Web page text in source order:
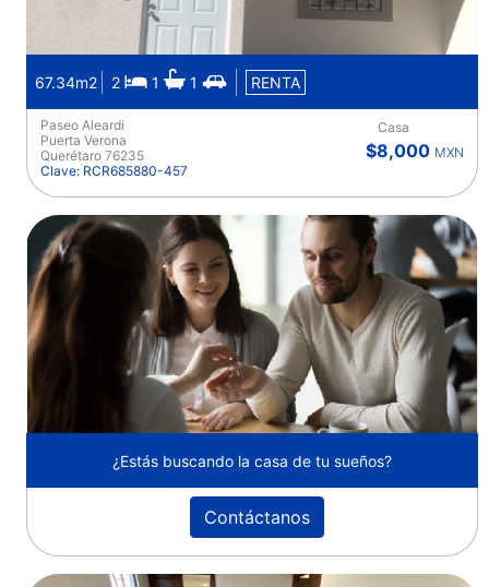
67.34m2 2 1 1 RENTA
Paseo Aleardi
Puerta Verona
Querétaro 76235
Clave: RCR685880-457
Casa
$8,000 MXN
¿Estás buscando la casa de tu sueños?
Contáctanos